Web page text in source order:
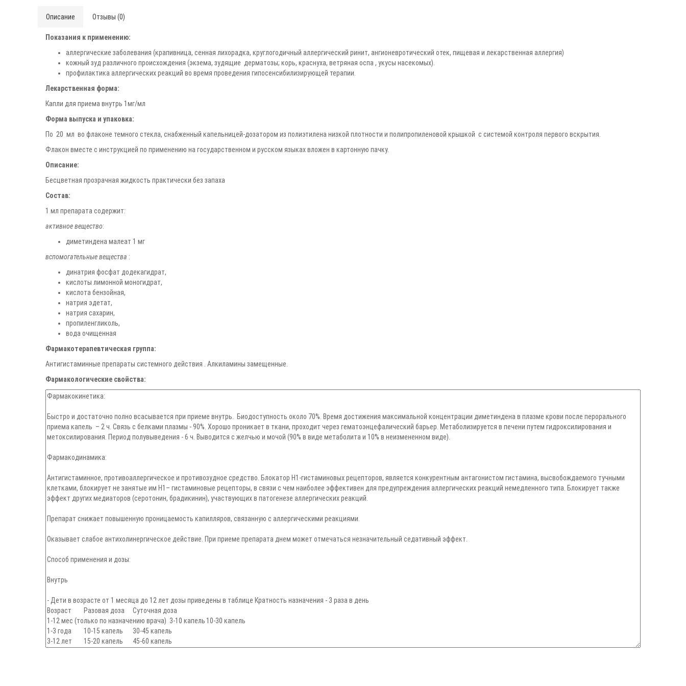
Описание Отзывы (0)
Показания к применению:
аллергические заболевания (крапивница, сенная лихорадка, круглогодичный аллергический ринит, ангионевротический отек, пищевая и лекарственная аллергия)
кожный зуд различного происхождения (экзема, зудящие дерматозы; корь, краснуха, ветряная оспа , укусы насекомых).
профилактика аллергических реакций во время проведения гипосенсибилизирующей терапии.
Лекарственная форма:
Капли для приема внутрь 1мг/мл
Форма выпуска и упаковка:
По 20 мл во флаконе темного стекла, снабженный капельницей-дозатором из полиэтилена низкой плотности и полипропиленовой крышкой с системой контроля первого вскрытия.
Флакон вместе с инструкцией по применению на государственном и русском языках вложен в картонную пачку.
Описание:
Бесцветная прозрачная жидкость практически без запаха
Состав:
1 мл препарата содержит:
активное вещество:
диметиндена малеат 1 мг
вспомогательные вещества :
динатрия фосфат додекагидрат,
кислоты лимонной моногидрат,
кислота бензойная,
натрия эдетат,
натрия сахарин,
пропиленгликоль,
вода очищенная
Фармакотерапевтическая группа:
Антигистаминные препараты системного действия . Алкиламины замещенные.
Фармакологические свойства: